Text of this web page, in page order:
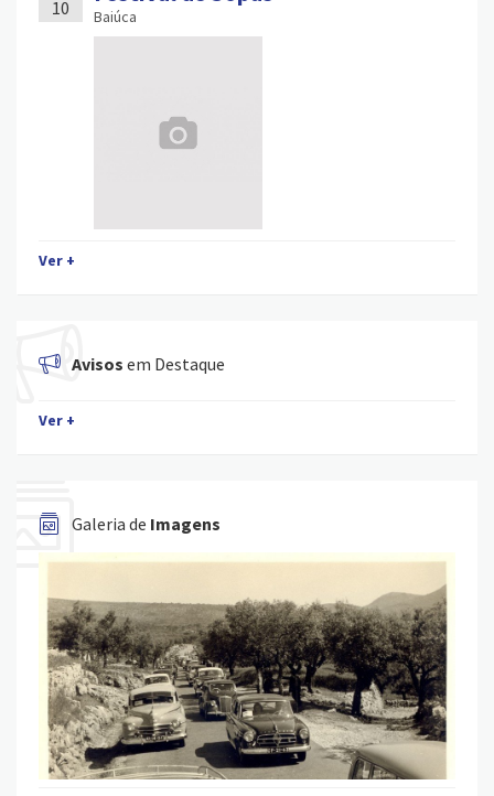
10 Baiúca
Ver +
Avisos em Destaque
Ver +
Galeria de Imagens